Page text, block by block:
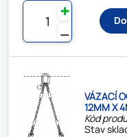
⚊
✚
VÁZACÍ
12MM X
Kód
Stav